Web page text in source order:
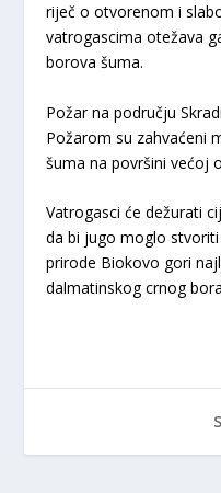
riječ o otvorenom i
vatrogascima otežava
borova šuma.
Požar na području
Požarom su zahvaćeni
šuma na površini većoj
Vatrogasci će dežurati
da bi jugo moglo
prirode Biokovo gori
dalmatinskog crnog